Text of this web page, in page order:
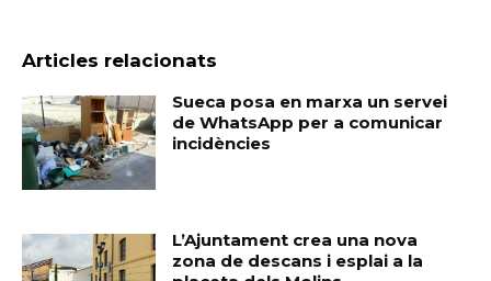
Articles relacionats
Sueca posa en marxa un servei
de WhatsApp per a comunicar
incidències
L’Ajuntament crea una nova
zona de descans i esplai a la